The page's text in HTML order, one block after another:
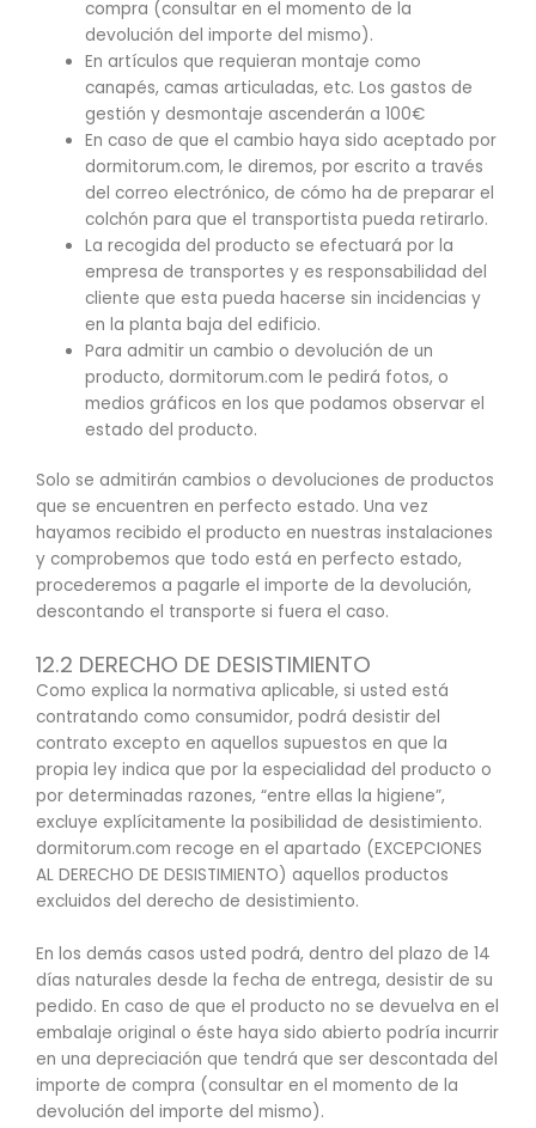
compra (consultar en el momento de la
devolución del importe del mismo).
En artículos que requieran montaje como
canapés, camas articuladas, etc. Los gastos de
gestión y desmontaje ascenderán a 100€
En caso de que el cambio haya sido aceptado por
dormitorum.com, le diremos, por escrito a través
del correo electrónico, de cómo ha de preparar el
colchón para que el transportista pueda retirarlo.
La recogida del producto se efectuará por la
empresa de transportes y es responsabilidad del
cliente que esta pueda hacerse sin incidencias y
en la planta baja del edificio.
Para admitir un cambio o devolución de un
producto, dormitorum.com le pedirá fotos, o
medios gráficos en los que podamos observar el
estado del producto.
Solo se admitirán cambios o devoluciones de productos
que se encuentren en perfecto estado. Una vez
hayamos recibido el producto en nuestras instalaciones
y comprobemos que todo está en perfecto estado,
procederemos a pagarle el importe de la devolución,
descontando el transporte si fuera el caso.
12.2 DERECHO DE DESISTIMIENTO
Como explica la normativa aplicable, si usted está
contratando como consumidor, podrá desistir del
contrato excepto en aquellos supuestos en que la
propia ley indica que por la especialidad del producto o
por determinadas razones, “entre ellas la higiene”,
excluye explícitamente la posibilidad de desistimiento.
dormitorum.com recoge en el apartado (EXCEPCIONES
AL DERECHO DE DESISTIMIENTO) aquellos productos
excluidos del derecho de desistimiento.
En los demás casos usted podrá, dentro del plazo de 14
días naturales desde la fecha de entrega, desistir de su
pedido. En caso de que el producto no se devuelva en el
embalaje original o éste haya sido abierto podría incurrir
en una depreciación que tendrá que ser descontada del
importe de compra (consultar en el momento de la
devolución del importe del mismo).